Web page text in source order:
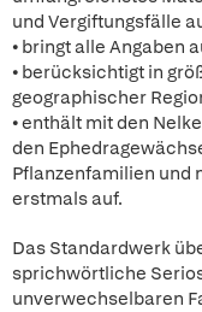
und Vergiftungsfälle
• bringt alle Angaben
• berücksichtigt in
geographischer
• enthält mit den
den
Pflanzenfamilien und
erstmals auf.
Das Standardwerk
sprichwörtliche
unverwechselbaren